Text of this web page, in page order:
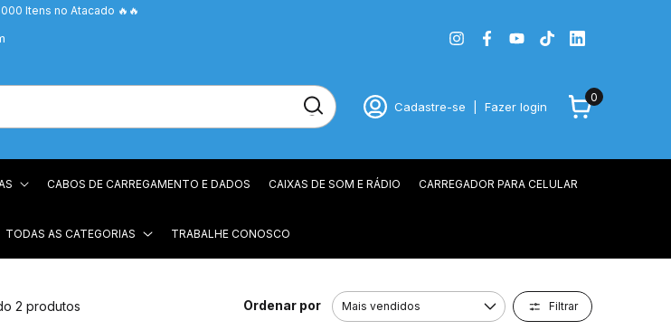
Itens no Atacado 🔥🔥
Cadastre-se Fazer login
0
CABOS DE CARREGAMENTO E DADOS CAIXAS DE SOM E RÁDIO CARREGADOR PARA CELULAR
TODAS AS CATEGORIAS TRABALHE CONOSCO
2 produtos Ordenar por Filtrar